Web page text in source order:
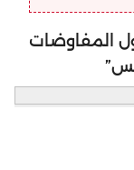
المفاوضات